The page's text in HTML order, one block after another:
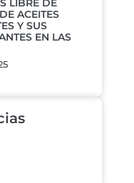
LIBRE DE
ACEITES
Y SUS
EN LAS